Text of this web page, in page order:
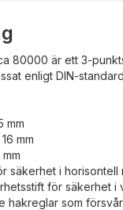
80000 är ett 3-
enligt DIN-
mm
mm
säkerhet i horisontell
för säkerhet i
hakreglar som